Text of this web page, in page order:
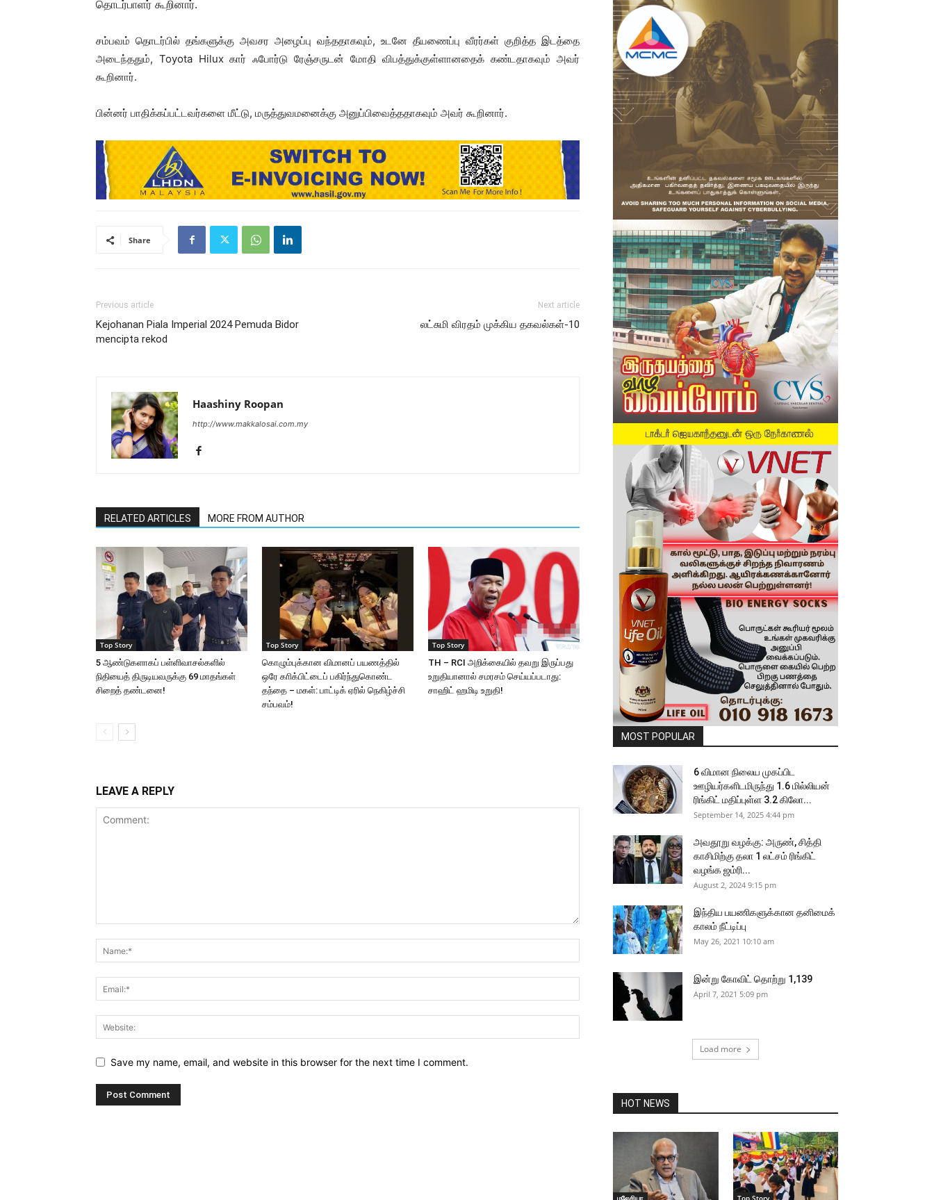
தொடர்பாளர் கூறினார்.
சம்பவம் தொடர்பில் தங்களுக்கு அவசர அழைப்பு வந்ததாகவும், உடனே தீயணைப்பு வீரர்கள் குறித்த இடத்தை
அடைந்ததும், Toyota Hilux கார் ஃபோர்டு ரேஞ்சருடன் மோதி விபத்துக்குள்ளானதைக் கண்டதாகவும் அவர்
கூறினார்.
பின்னர் பாதிக்கப்பட்டவர்களை மீட்டு, மருத்துவமனைக்கு அனுப்பிவைத்ததாகவும் அவர் கூறினார்.
Share
Previous article
Kejohanan Piala Imperial 2024 Pemuda Bidor
mencipta rekod
Next article
லட்சுமி விரதம் முக்கிய தகவல்கள்-10
Haashiny Roopan
http://www.makkalosai.com.my
RELATED ARTICLES MORE FROM AUTHOR
Top Story
5 ஆண்டுகளாகப் பள்ளிவாசல்களில்
நிதியைத் திருடியவருக்கு 69 மாதங்கள்
சிறைத் தண்டனை!
Top Story
கொழும்புக்கான விமானப் பயணத்தில்
ஒரே காிக்பிட்டைப் பகிர்ந்துகொண்ட
தந்தை – மகள்: பாட்டிக் ஏரில் நெகிழ்ச்சி
சம்பவம்!
Top Story
TH – RCI அறிக்கையில் தவறு இருப்பது
உறுதியானால் சமரசம் செய்யப்படாது:
சாஹிட் ஹமிடி உறுதி!
LEAVE A REPLY
Save my name, email, and website in this browser for the next time I comment.
MOST POPULAR
6 விமான நிலைய முகப்பிட
ஊழியர்களிடமிருந்து 1.6 மில்லியன்
ரிங்கிட் மதிப்புள்ள 3.2 கிலோ...
September 14, 2025 4:44 pm
அவதூறு வழக்கு: அருண், சித்தி
காசிமிற்கு தலா 1 லட்சம் ரிங்கிட்
வழங்க ஜம்ரி...
August 2, 2024 9:15 pm
இந்திய பயணிகளுக்கான தனிமைக்
காலம் நீட்டிப்பு
May 26, 2021 10:10 am
இன்று கோவிட் தொற்று 1,139
April 7, 2021 5:09 pm
Load more
HOT NEWS
மலேசியா Top Story